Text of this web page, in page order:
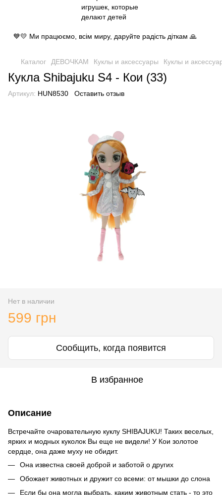
💙💛 Ми працюємо, всім миру, даруйте радість діткам 🙏
Каталог ДЕВОЧКАМ Куклы и аксессуары Куклы и
Кукла Shibajuku S4 - Кои (33)
Артикул: HUN8530 Оставить отзыв
Нет в наличии
599 грн
Сообщить, когда появится
В избранное
Описание
Встречайте очаровательную куклу SHIBAJUKU! Таких веселых,
ярких и модных куколок Вы еще не видели! У Кои золотое
сердце, она даже муху не обидит.
Она известна своей доброй и заботой о других
Обожает животных и дружит со всеми: от мышки до слона
Если бы она могла выбрать, каким животным стать - то это